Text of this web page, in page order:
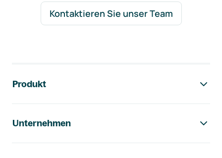
Kontaktieren Sie unser Team
Produkt
Unternehmen